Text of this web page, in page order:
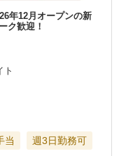
年12月オープンの新
ク歓迎！
ト
当
週3日勤務可